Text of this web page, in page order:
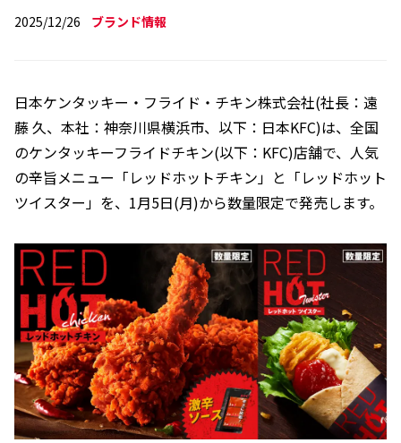
2025/12/26 ブランド情報
日本ケンタッキー・フライド・チキン株式会社(社長：遠
藤 久、本社：神奈川県横浜市、以下：日本KFC)は、全国
のケンタッキーフライドチキン(以下：KFC)店舗で、人気
の辛旨メニュー「レッドホットチキン」と「レッドホット
ツイスター」を、1月5日(月)から数量限定で発売します。